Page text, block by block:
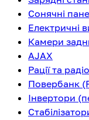
Сонячні
Електричні
Камери
AJAX
Рації та
Повербанк
Інвертори